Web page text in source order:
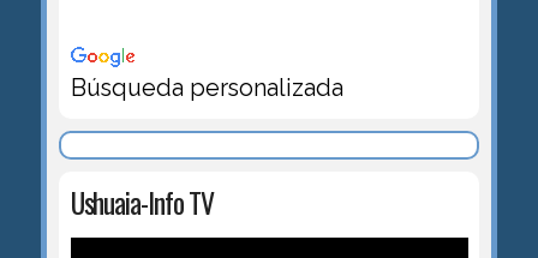
Búsqueda personalizada
Ushuaia-Info TV